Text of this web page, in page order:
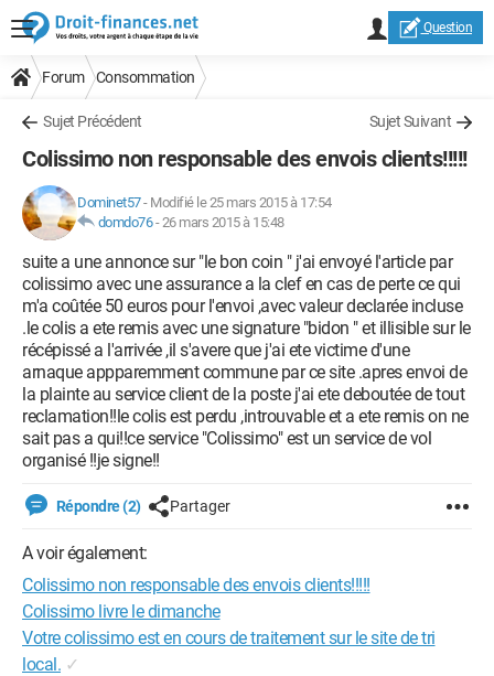
Question
Forum Consommation
Sujet Précédent Sujet Suivant
Colissimo non responsable des envois clients!!!!!
Dominet57- Modifié le 25 mars 2015 à 17:54
domdo76-26 mars 2015 à 15:48
suite a une annonce sur "le bon coin " j'ai envoyé l'article par
colissimo avec une assurance a la clef en cas de perte ce qui
m'a coûtée 50 euros pour l'envoi ,avec valeur declarée incluse
.le colis a ete remis avec une signature "bidon " et illisible sur le
récépissé a l'arrivée ,il s'avere que j'ai ete victime d'une
arnaque appparemment commune par ce site .apres envoi de
la plainte au service client de la poste j'ai ete deboutée de tout
reclamation!!le colis est perdu ,introuvable et a ete remis on ne
sait pas a qui!!ce service "Colissimo" est un service de vol
organisé !!je signe!!
Répondre (2) Partager
A voir également:
Colissimo non responsable des envois clients!!!!!
Colissimo livre le dimanche
Votre colissimo est en cours de traitement sur le site de tri
local. ✓